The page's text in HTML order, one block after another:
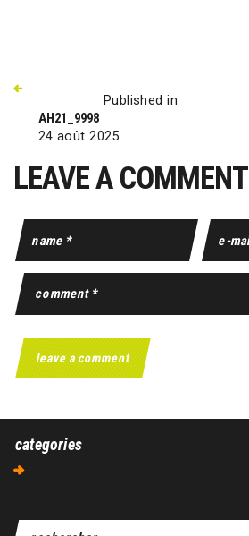
Published in
AH21_9998
24 août 2025
LEAVE A COMMENT
categories